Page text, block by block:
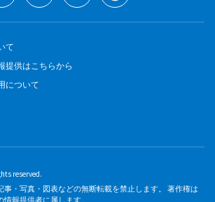
て
提供はこちらから
について
reserved.
事・写真・図表などの無断転載を禁止します。 著作権は
報提供者に属します。